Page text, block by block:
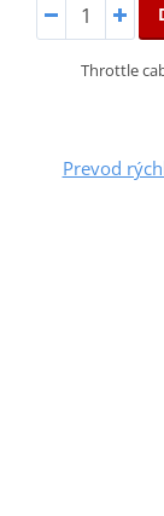
Throttle
Prevod